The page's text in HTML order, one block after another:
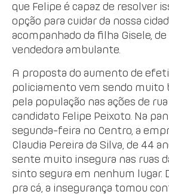
que Felipe é capaz de resolver
opção para cuidar da nossa
acompanhado da filha Gisele, de
vendedora ambulante.
A proposta do aumento de
policiamento vem sendo muito
pela população nas ações de
candidato Felipe Peixoto. Na
segunda-feira no Centro, a
Claudia Pereira da Silva, de 44
sente muito insegura nas ruas
sinto segura em nenhum lugar.
pra cá, a insegurança tomou